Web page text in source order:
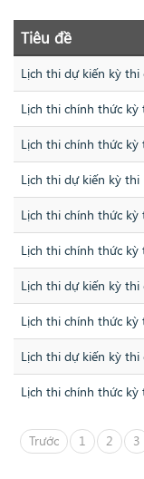
Tiêu đề
Lịch thi dự kiến kỳ
Lịch thi chính thức
Lịch thi chính thức
Lịch thi dự kiến kỳ
Lịch thi chính thức
Lịch thi chính thức
Lịch thi dự kiến kỳ
Lịch thi chính thức
Lịch thi dự kiến kỳ
Lịch thi chính thức
Trước 1 2 3